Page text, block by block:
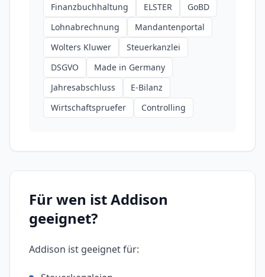
Finanzbuchhaltung
ELSTER
GoBD
Lohnabrechnung
Mandantenportal
Wolters Kluwer
Steuerkanzlei
DSGVO
Made in Germany
Jahresabschluss
E-Bilanz
Wirtschaftspruefer
Controlling
Für wen istAddison
geeignet?
Addison ist geeignet für: